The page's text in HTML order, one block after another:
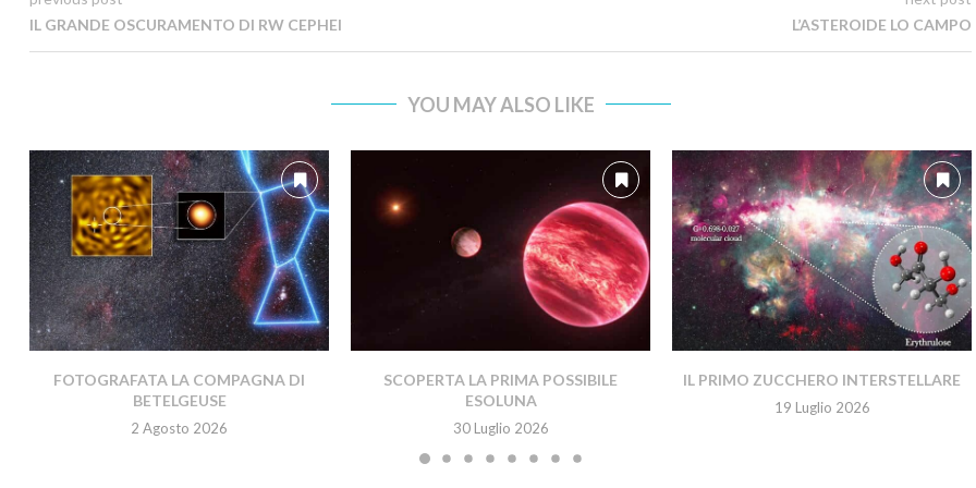
IL GRANDE OSCURAMENTO DI RW CEPHEI
L’ASTEROIDE LO CAMPO
YOU MAY ALSO LIKE
FOTOGRAFATA LA COMPAGNA DI
BETELGEUSE
2 Agosto 2026
SCOPERTA LA PRIMA POSSIBILE
ESOLUNA
30 Luglio 2026
IL PRIMO ZUCCHERO INTERSTELLARE
19 Luglio 2026